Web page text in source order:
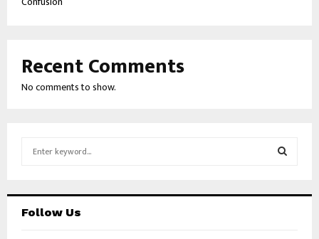
Recent Comments
No comments to show.
h
Follow Us